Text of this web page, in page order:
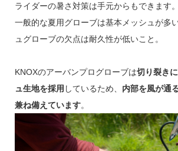
ライダーの暑さ対策は手元からもできます。
一般的な夏用グローブは基本メッシュが多
ュグローブの欠点は耐久性が低いこと。
KNOXのアーバンプログローブは切り裂き
ュ生地を採用 しているため、 内部を風が通
兼ね備えています。